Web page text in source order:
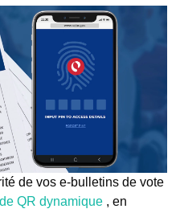
de vos e-bulletins de vote
QR dynamique , en